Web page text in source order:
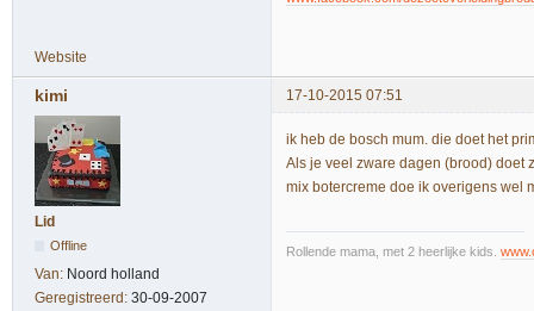
Website
kimi 17-10-2015 07:51
Lid
Offline
Van: Noord holland
Geregistreerd: 30-09-2007
ik heb de bosch mum. die doet het
Als je veel zware dagen (brood) doet
mix botercreme doe ik overigens wel
Rollende mama, met 2 heerlijke kids.